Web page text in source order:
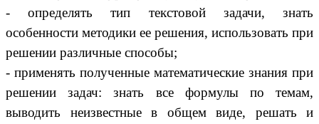
- определять тип текстовой задачи, знать
особенности методики ее решения, использовать при
решении различные способы;
- применять полученные математические знания при
решении задач: знать все формулы по темам,
выводить неизвестные в общем виде, решать и